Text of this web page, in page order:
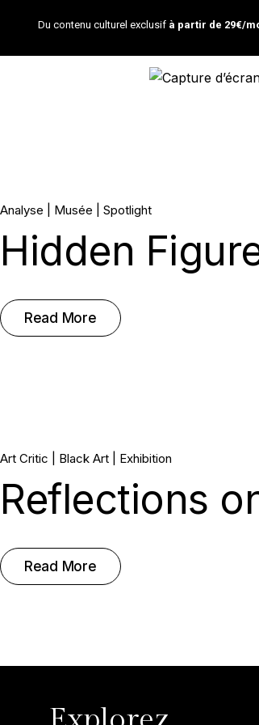
Du contenu culturel exclusif à partir de 29€/
10.
Avr, 2025
Analyse Musée Spotlight
Hidden
Read More
02.
Avr, 2025
Art Critic Black Art Exhibition
Reflections
Read More